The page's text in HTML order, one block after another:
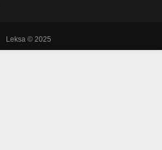
Leksa © 2025